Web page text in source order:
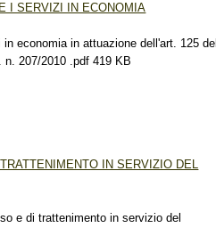
I SERVIZI IN ECONOMIA
economia in attuazione dell'art. 125 del
207/2010 .pdf 419 KB
IN SERVIZIO DEL
e di trattenimento in servizio del